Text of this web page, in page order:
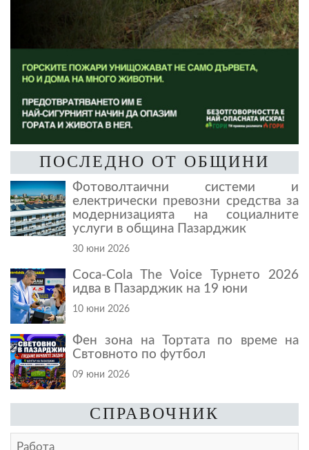
ПОСЛЕДНО ОТ ОБЩИНИ
Фотоволтаични системи и
електрически превозни средства за
модернизацията на социалните
услуги в община Пазарджик
30 юни 2026
Coca-Cola The Voice Турнето 2026
идва в Пазарджик на 19 юни
10 юни 2026
Фен зона на Тортата по време на
Свтовното по футбол
09 юни 2026
СПРАВОЧНИК
Работа